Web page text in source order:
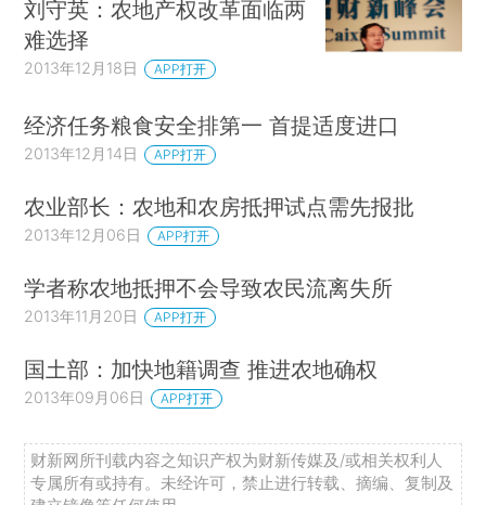
刘守英：农地产权改革面临两
难选择
2013年12月18日 APP打开
经济任务粮食安全排第一 首提适度进口
2013年12月14日 APP打开
农业部长：农地和农房抵押试点需先报批
2013年12月06日 APP打开
学者称农地抵押不会导致农民流离失所
2013年11月20日 APP打开
国土部：加快地籍调查 推进农地确权
2013年09月06日 APP打开
财新网所刊载内容之知识产权为财新传媒及/或相关权利人
专属所有或持有。未经许可，禁止进行转载、摘编、复制及